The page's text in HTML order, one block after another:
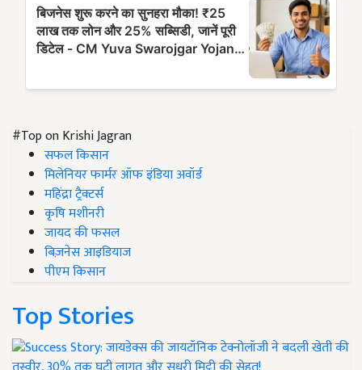
#Top on Krishi Jagran
सफल किसान
मिलेनियर फार्मर ऑफ इंडिया अवॉर्ड
महिंद्रा ट्रैक्टर्स
कृषि मशीनरी
जायद की फसल
बिज़नेस आइडियाज
पीएम किसान
Top Stories